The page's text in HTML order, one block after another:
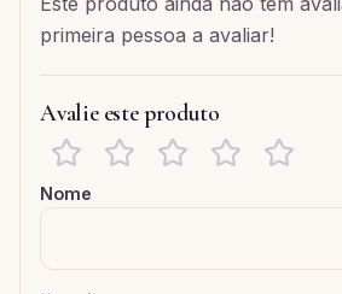
primeira pessoa a avaliar!
Avalie este produto
Nome